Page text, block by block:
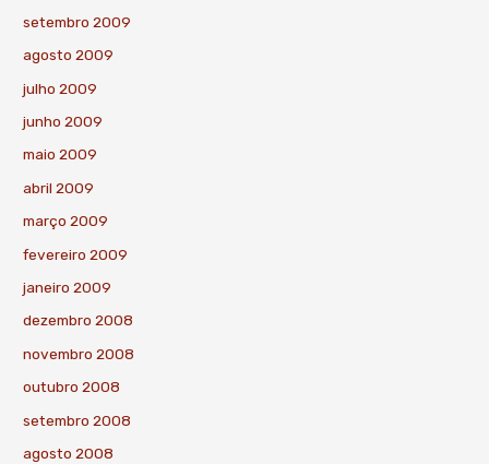
setembro 2009
agosto 2009
julho 2009
junho 2009
maio 2009
abril 2009
março 2009
fevereiro 2009
janeiro 2009
dezembro 2008
novembro 2008
outubro 2008
setembro 2008
agosto 2008